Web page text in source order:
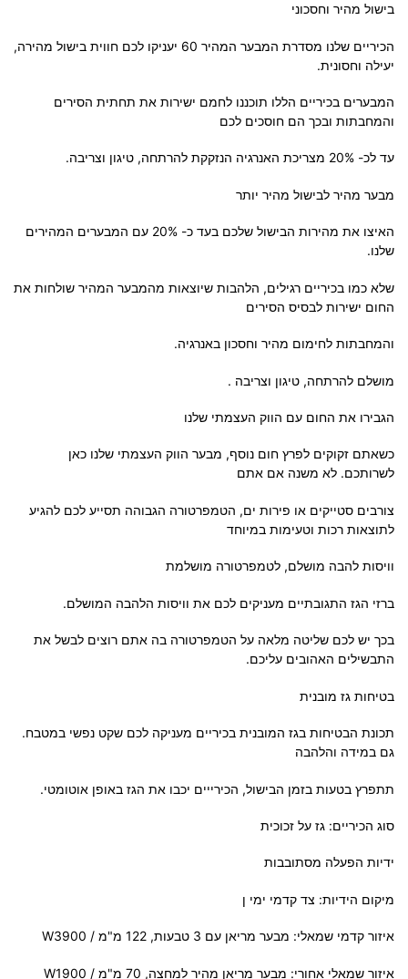
בישול מהיר וחסכוני
הכיריים שלנו מסדרת המבער המהיר 60 יעניקו לכם חווית בישול מהירה,
יעילה וחסונית.
המבערים בכיריים הללו תוכננו לחמם ישירות את תחתית הסירים
והמחבתות ובכך הם חוסכים לכם
עד לכ- 20% מצריכת האנרגיה הנזקקת להרתחה, טיגון וצריבה.
מבער מהיר לבישול מהיר יותר
האיצו את מהירות הבישול שלכם בעד כ- 20% עם המבערים המהירים
שלנו.
שלא כמו בכיריים רגילים, הלהבות שיוצאות מהמבער המהיר שולחות את
החום ישירות לבסיס הסירים
והמחבתות לחימום מהיר וחסכון באנרגיה.
מושלם להרתחה, טיגון וצריבה .
הגבירו את החום עם הווק העצמתי שלנו
כשאתם זקוקים לפרץ חום נוסף, מבער הווק העצמתי שלנו כאן
לשרותכם. לא משנה אם אתם
צורבים סטייקים או פירות ים, הטמפרטורה הגבוהה תסייע לכם להגיע
לתוצאות רכות וטעימות במיוחד
וויסות להבה מושלם, לטמפרטורה מושלמת
ברזי הגז התגובתיים מעניקים לכם את וויסות הלהבה המושלם.
בכך יש לכם שליטה מלאה על הטמפרטורה בה אתם רוצים לבשל את
התבשילים האהובים עליכם.
בטיחות גז מובנית
תכונת הבטיחות בגז המובנית בכיריים מעניקה לכם שקט נפשי במטבח.
גם במידה והלהבה
תתפרץ בטעות בזמן הבישול, הכירייים יכבו את הגז באופן אוטומטי.
סוג הכיריים: גז על זכוכית
ידיות הפעלה מסתובבות
מיקום הידיות: צד קדמי ימי ן
איזור קדמי שמאלי: מבער מריאן עם 3 טבעות, 122 מ"מ / W3900
איזור שמאלי אחורי: מבער מריאן מהיר למחצה, 70 מ"מ / W1900